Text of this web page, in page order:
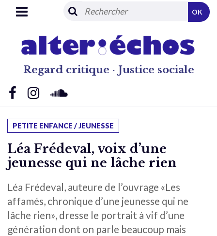
Regard critique · Justice sociale
OK
PETITE ENFANCE / JEUNESSE
Léa Frédeval, voix d’une
jeunesse qui ne lâche rien
Léa Frédeval, auteure de l’ouvrage «Les
affamés, chronique d’une jeunesse qui ne
lâche rien», dresse le portrait à vif d’une
génération dont on parle beaucoup mais